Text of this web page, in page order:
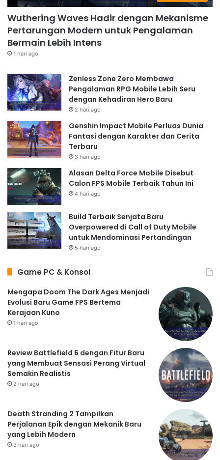
Wuthering Waves Hadir dengan Mekanisme
Pertarungan Modern untuk Pengalaman
Bermain Lebih Intens
1 hari ago
Zenless Zone Zero Membawa
Pengalaman RPG Mobile Lebih Seru
dengan Kehadiran Hero Baru
2 hari ago
Genshin Impact Mobile Perluas Dunia
Fantasi dengan Karakter dan Cerita
Terbaru
3 hari ago
Alasan Delta Force Mobile Disebut
Calon FPS Mobile Terbaik Tahun Ini
4 hari ago
Build Terbaik Senjata Baru
Overpowered di Call of Duty Mobile
untuk Mendominasi Pertandingan
5 hari ago
Game PC & Konsol
Mengapa Doom The Dark Ages Menjadi
Evolusi Baru Game FPS Bertema
Kerajaan Kuno
1 hari ago
Review Battlefield 6 dengan Fitur Baru
yang Membuat Sensasi Perang Virtual
Semakin Realistis
2 hari ago
Death Stranding 2 Tampilkan
Perjalanan Epik dengan Mekanik Baru
yang Lebih Modern
3 hari ago